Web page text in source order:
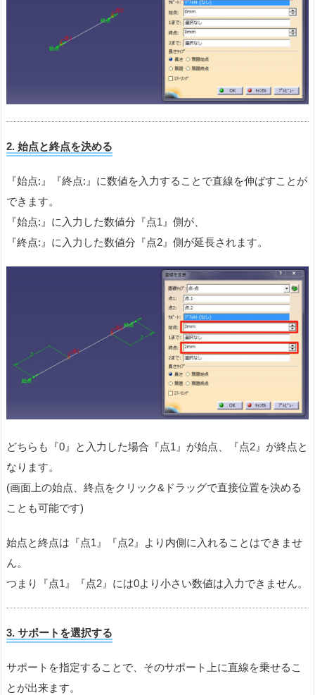
2. 始点と終点を決める
『始点:』『終点:』に数値を入力することで直線を伸ばすことが
できます。
『始点:』に入力した数値分『点1』側が、
『終点:』に入力した数値分『点2』側が延長されます。
どちらも『0』と入力した場合『点1』が始点、『点2』が終点と
なります。
(画面上の始点、終点をクリック&ドラッグで直接位置を決める
ことも可能です)
始点と終点は『点1』『点2』より内側に入れることはできませ
ん。
つまり『点1』『点2』には0より小さい数値は入力できません。
3. サポートを選択する
サポートを指定することで、そのサポート上に直線を乗せるこ
とが出来ます。